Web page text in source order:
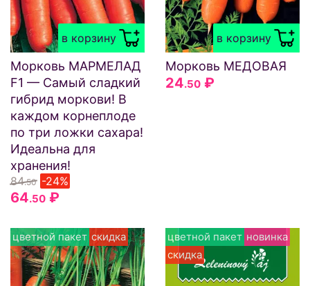
в корзину
Морковь МАРМЕЛАД
F1 — Самый сладкий
гибрид моркови! В
каждом корнеплоде
по три ложки сахара!
Идеальна для
хранения!
84.50 -24%
64.50 ₽
в корзину
Морковь МЕДОВАЯ
24.50 ₽
цветной пакет скидка цветной пакет новинка
скидка